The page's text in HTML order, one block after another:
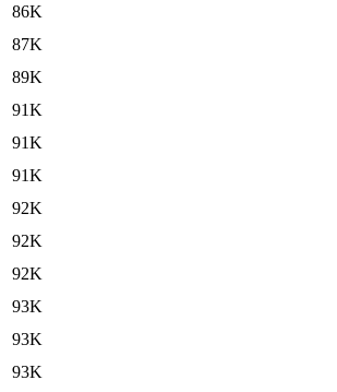
86K
87K
89K
91K
91K
91K
92K
92K
92K
93K
93K
93K